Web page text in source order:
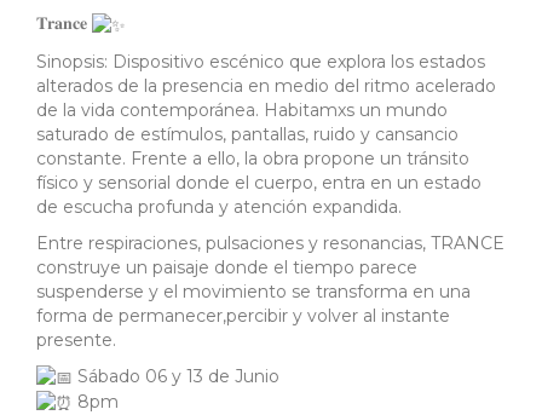
𝐓𝐫𝐚𝐧𝐜𝐞
Sinopsis: Dispositivo escénico que explora los estados
alterados de la presencia en medio del ritmo acelerado
de la vida contemporánea. Habitamxs un mundo
saturado de estímulos, pantallas, ruido y cansancio
constante. Frente a ello, la obra propone un tránsito
físico y sensorial donde el cuerpo, entra en un estado
de escucha profunda y atención expandida.
Entre respiraciones, pulsaciones y resonancias, TRANCE
construye un paisaje donde el tiempo parece
suspenderse y el movimiento se transforma en una
forma de permanecer,percibir y volver al instante
presente.
Sábado 06 y 13 de Junio
8pm